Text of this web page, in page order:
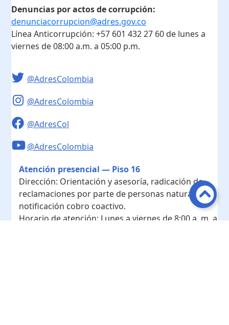
Denuncias por actos de corrupción:
denunciacorrupcion@adres.gov.co
Línea Anticorrupción: +57 601 432 27 60 de lunes a
viernes de 08:00 a.m. a 05:00 p.m.
@AdresColombia
@AdresColombia
@AdresCol
@AdresColombia
Atención presencial — Piso 16
Dirección: Orientación y asesoría, radicación de
reclamaciones por parte de personas naturales y
notificación cobro coactivo.
Horario de atención: Lunes a viernes de 8:00 a. m. a